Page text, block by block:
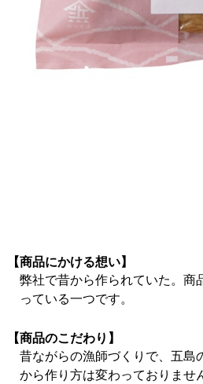
【商品にかける想い】
弊社で昔から作られていた。商
っている一つです。
【商品のこだわり】
昔ながらの漁師づくりで、五島
から作り方は変わっておりませ